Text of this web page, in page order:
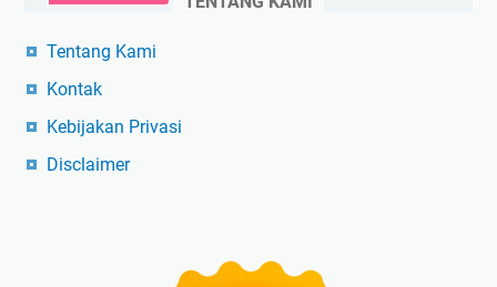
Tentang Kami
Kontak
Kebijakan Privasi
Disclaimer